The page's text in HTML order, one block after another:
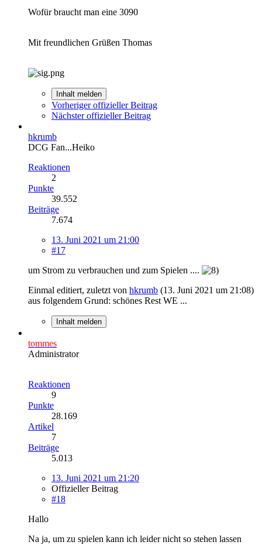
Wofür braucht man eine 3090
Mit freundlichen Grüßen Thomas
Inhalt melden
Vorheriger offizieller Beitrag
Nächster offizieller Beitrag
hkrumb
DCG Fan...Heiko
Reaktionen
2
Punkte
39.552
Beiträge
7.674
13. Juni 2021 um 21:00
#17
um Strom zu verbrauchen und zum Spielen ....
Einmal editiert, zuletzt von hkrumb (13. Juni 2021 um 21:08)
aus folgendem Grund: schönes Rest WE ...
Inhalt melden
tommes
Administrator
Reaktionen
9
Punkte
28.169
Artikel
7
Beiträge
5.013
13. Juni 2021 um 21:20
Offizieller Beitrag
#18
Hallo
Na ja, um zu spielen kann ich leider nicht so stehen lassen